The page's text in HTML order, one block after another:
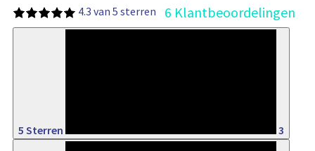
4.3 van 5 sterren 6 Klantbeoordelingen
5 Sterren 3